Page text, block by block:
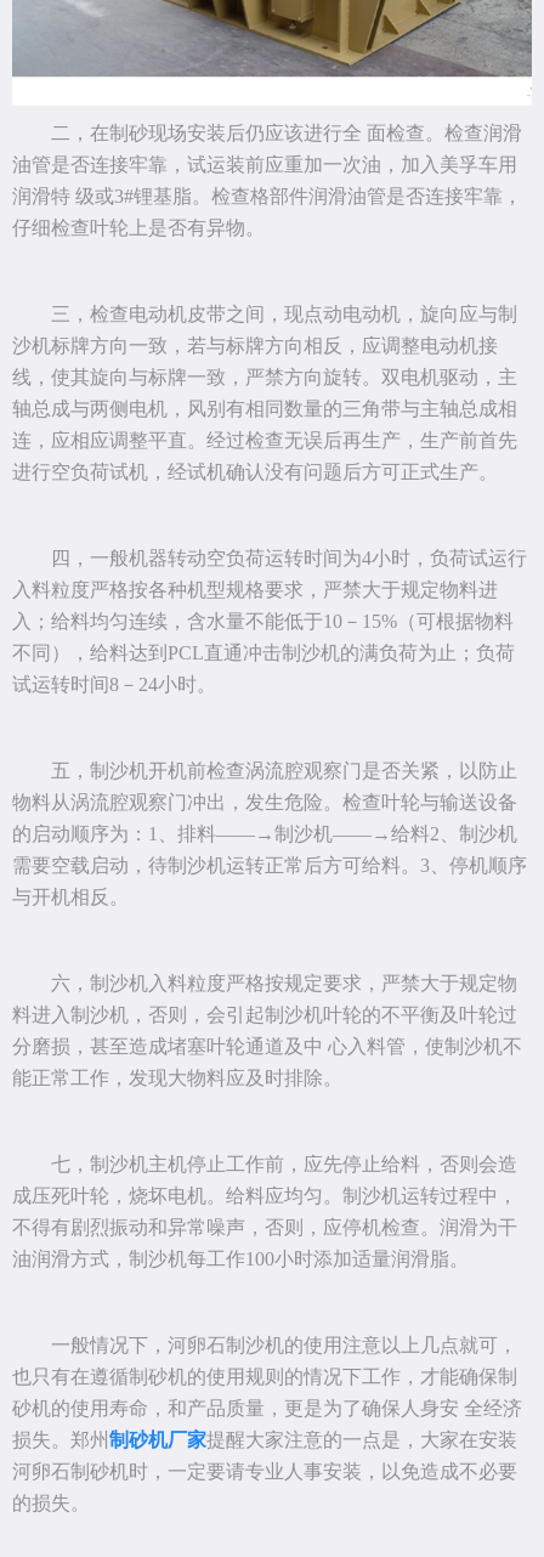
二，在制砂现场安装后仍应该进行全 面检查。检查润滑
油管是否连接牢靠，试运装前应重加一次油，加入美孚车用
润滑特 级或3#锂基脂。检查格部件润滑油管是否连接牢靠，
仔细检查叶轮上是否有异物。
三，检查电动机皮带之间，现点动电动机，旋向应与制
沙机标牌方向一致，若与标牌方向相反，应调整电动机接
线，使其旋向与标牌一致，严禁方向旋转。双电机驱动，主
轴总成与两侧电机，风别有相同数量的三角带与主轴总成相
连，应相应调整平直。经过检查无误后再生产，生产前首先
进行空负荷试机，经试机确认没有问题后方可正式生产。
四，一般机器转动空负荷运转时间为4小时，负荷试运行
入料粒度严格按各种机型规格要求，严禁大于规定物料进
入；给料均匀连续，含水量不能低于10－15%（可根据物料
不同），给料达到PCL直通冲击制沙机的满负荷为止；负荷
试运转时间8－24小时。
五，制沙机开机前检查涡流腔观察门是否关紧，以防止
物料从涡流腔观察门冲出，发生危险。检查叶轮与输送设备
的启动顺序为：1、排料――→制沙机――→给料2、制沙机
需要空载启动，待制沙机运转正常后方可给料。3、停机顺序
与开机相反。
六，制沙机入料粒度严格按规定要求，严禁大于规定物
料进入制沙机，否则，会引起制沙机叶轮的不平衡及叶轮过
分磨损，甚至造成堵塞叶轮通道及中 心入料管，使制沙机不
能正常工作，发现大物料应及时排除。
七，制沙机主机停止工作前，应先停止给料，否则会造
成压死叶轮，烧坏电机。给料应均匀。制沙机运转过程中，
不得有剧烈振动和异常噪声，否则，应停机检查。润滑为干
油润滑方式，制沙机每工作100小时添加适量润滑脂。
一般情况下，河卵石制沙机的使用注意以上几点就可，
也只有在遵循制砂机的使用规则的情况下工作，才能确保制
砂机的使用寿命，和产品质量，更是为了确保人身安 全经济
损失。郑州 制砂机厂家提醒大家注意的一点是，大家在安装
河卵石制砂机时，一定要请专业人事安装，以免造成不必要
的损失。